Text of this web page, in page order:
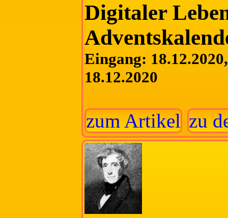
Digitaler
Eingang:
18.12.2020
zum Artikel zu